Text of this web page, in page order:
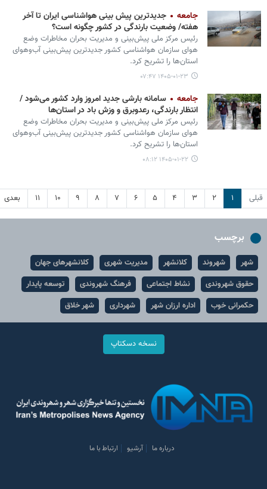
جامعه
جدیدترین پیش بینی هواشناسی ایران تا آخر
هفته/ وضعیت بارندگی در کشور چگونه است؟
رئیس مرکز ملی پیش‌بینی و مدیریت بحران مخاطرات وضع
هوای سازمان هواشناسی کشور جدیدترین پیش‌بینی آب‌وهوای
استان‌ها را تشریح کرد.
۱۴۰۵-۰۱-۲۳ ۰۷:۴۷
جامعه
سامانه بارشی جدید امروز وارد کشور می‌شود /
انتظار بارندگی، رعدوبرق و وزش باد در استان‌ها
رئیس مرکز ملی پیش‌بینی و مدیریت بحران مخاطرات وضع
هوای سازمان هواشناسی کشور جدیدترین پیش‌بینی آب‌وهوای
استان‌ها را تشریح کرد.
۱۴۰۵-۰۱-۲۲ ۰۸:۱۲
قبلی ۱ ۲ ۳ ۴ ۵ ۶ ۷ ۸ ۹ ۱۰ ۱۱ بعدی
برچسب
شهر شهروند کلانشهر مدیریت شهری
کلانشهرهای جهان
حقوق شهروندی
نشاط اجتماعی فرهنگ شهروندی
توسعه پایدار
حکمرانی خوب
اداره ارزان شهر شهرداری شهر خلاق
نسخه دسکتاپ
درباره ما آرشیو ارتباط با ما